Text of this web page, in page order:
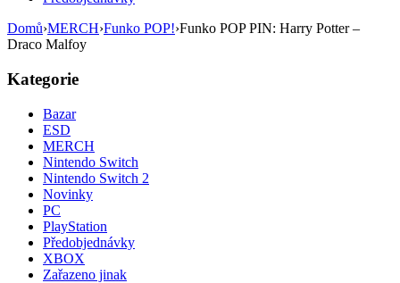
Domů›MERCH›Funko POP!›Funko POP PIN: Harry Potter –
Draco Malfoy
Kategorie
Bazar
ESD
MERCH
Nintendo Switch
Nintendo Switch 2
Novinky
PC
PlayStation
Předobjednávky
XBOX
Zařazeno jinak